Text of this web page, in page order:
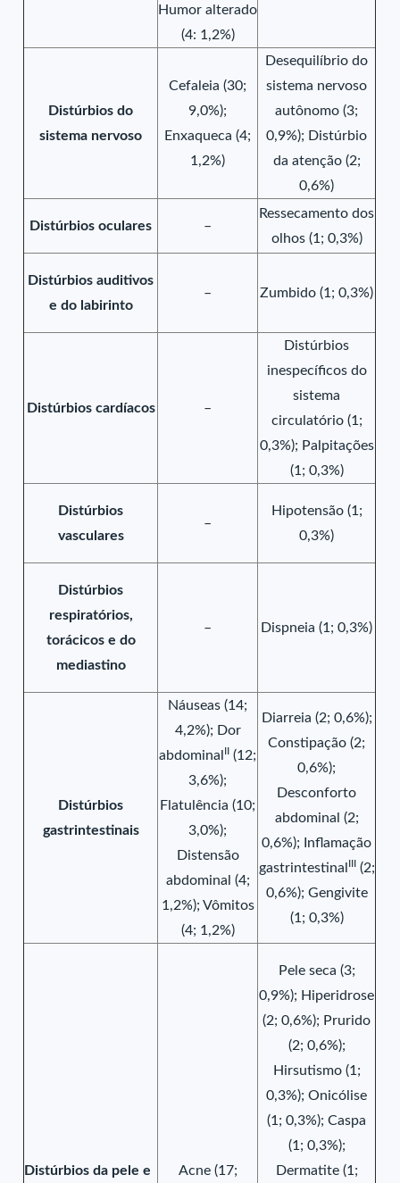
Humor alterado
(4: 1,2%)
Distúrbios do
sistema nervoso
Cefaleia (30;
9,0%);
Enxaqueca (4;
1,2%)
Desequilíbrio do
sistema nervoso
autônomo (3;
0,9%); Distúrbio
da atenção (2;
0,6%)
Distúrbios oculares –
Ressecamento dos
olhos (1; 0,3%)
Distúrbios auditivos
e do labirinto
– Zumbido (1; 0,3%)
Distúrbios cardíacos –
Distúrbios
inespecíficos do
sistema
circulatório (1;
0,3%); Palpitações
(1; 0,3%)
Distúrbios
vasculares
–
Hipotensão (1;
0,3%)
Distúrbios
respiratórios,
torácicos e do
mediastino
– Dispneia (1; 0,3%)
Distúrbios
gastrintestinais
Náuseas (14;
4,2%); Dor
abdominal II (12;
3,6%);
Flatulência (10;
3,0%);
Distensão
abdominal (4;
1,2%); Vômitos
(4; 1,2%)
Diarreia (2; 0,6%);
Constipação (2;
0,6%);
Desconforto
abdominal (2;
0,6%); Inflamação
gastrintestinal III(2;
0,6%); Gengivite
(1; 0,3%)
Distúrbios da pele e
Acne (17;
Pele seca (3;
0,9%); Hiperidrose
(2; 0,6%); Prurido
(2; 0,6%);
Hirsutismo (1;
0,3%); Onicólise
(1; 0,3%); Caspa
(1; 0,3%);
Dermatite (1;